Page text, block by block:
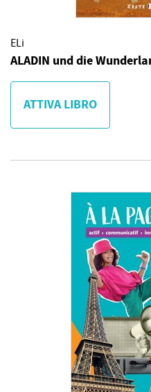
ELi
ALADIN und die
ATTIVA LIBRO